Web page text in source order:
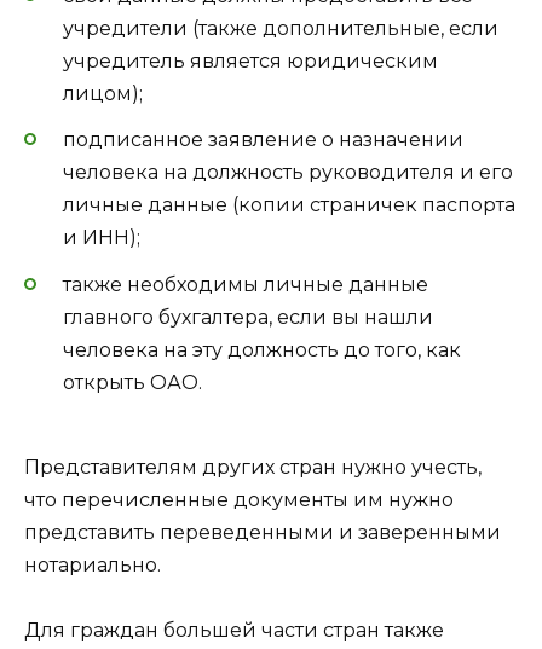
учредители (также дополнительные, если
учредитель является юридическим
лицом);
подписанное заявление о назначении
человека на должность руководителя и его
личные данные (копии страничек паспорта
и ИНН);
также необходимы личные данные
главного бухгалтера, если вы нашли
человека на эту должность до того, как
открыть ОАО.
Представителям других стран нужно учесть,
что перечисленные документы им нужно
представить переведенными и заверенными
нотариально.
Для граждан большей части стран также